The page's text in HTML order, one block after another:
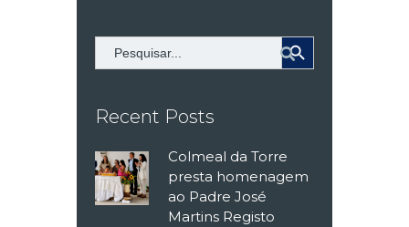
Search Search Button
Recent Posts
Colmeal da Torre
presta homenagem
ao Padre José
Martins Registo